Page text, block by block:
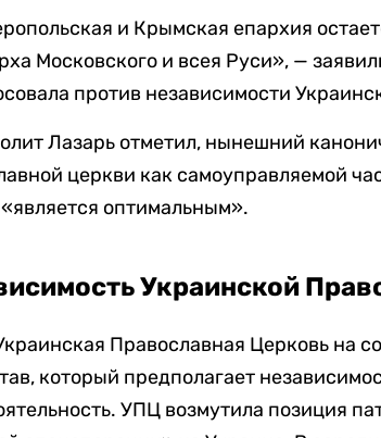
и Крымская епархия
Московского и всея Руси», —
против независимости
Лазарь отметил, нынешний
церкви как самоуправляемой
оптимальным».
Украинской
Православная Церковь на
который предполагает
УПЦ возмутила позиция